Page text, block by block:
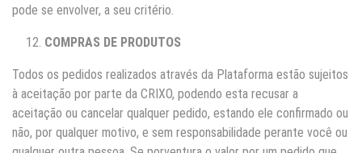
pode se envolver, a seu critério.
COMPRAS DE PRODUTOS
Todos os pedidos realizados através da Plataforma estão sujeitos
à aceitação por parte da CRIXO, podendo esta recusar a
aceitação ou cancelar qualquer pedido, estando ele confirmado ou
não, por qualquer motivo, e sem responsabilidade perante você ou